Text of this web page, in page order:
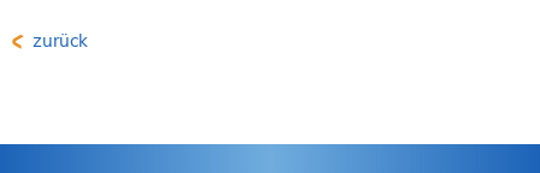
zurück